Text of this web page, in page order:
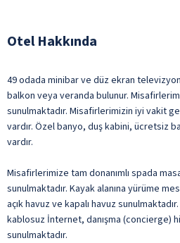
Otel Hakkında
49 odada minibar ve düz ekran
balkon veya veranda bulunur.
sunulmaktadır. Misafirlerimizin iyi vakit
vardır. Özel banyo, duş kabini, ücretsiz
vardır.
Misafirlerimize tam donanımlı spada
sunulmaktadır. Kayak alanına yürüme
açık havuz ve kapalı havuz
kablosuz İnternet, danışma (concierge)
sunulmaktadır.